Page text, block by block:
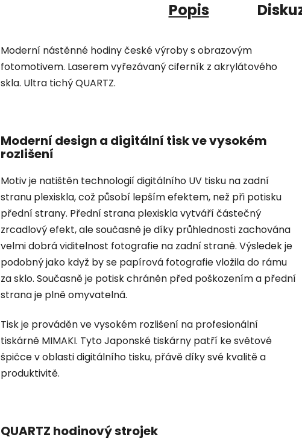
Popis
Moderní nástěnné hodiny české výroby s obrazovým
fotomotivem. Laserem vyřezávaný ciferník z akrylátového
skla. Ultra tichý QUARTZ.
Moderní design a digitální tisk ve vysokém
rozlišení
Motiv je natištěn technologií digitálního UV tisku na zadní
stranu plexiskla, což působí lepším efektem, než při potisku
přední strany. Přední strana plexiskla vytváří částečný
zrcadlový efekt, ale současně je díky průhlednosti zachována
velmi dobrá viditelnost fotografie na zadní straně. Výsledek je
podobný jako když by se papírová fotografie vložila do rámu
za sklo. Současně je potisk chráněn před poškozením a přední
strana je plně omyvatelná.
Tisk je prováděn ve vysokém rozlišení na profesionální
tiskárně MIMAKI. Tyto Japonské tiskárny patří ke světové
špičce v oblasti digitálního tisku, přávě díky své kvalitě a
produktivitě.
QUARTZ hodinový strojek